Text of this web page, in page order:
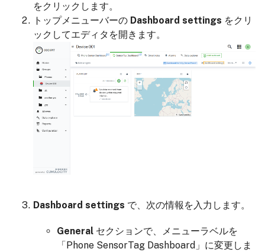
をクリックします。
トップメニューバーの Dashboard settings をクリ
ックしてエディタを開きます。
Dashboard settings で、次の情報を入力します。
General セクションで、メニューラベルを
「Phone SensorTag Dashboard」に変更しま